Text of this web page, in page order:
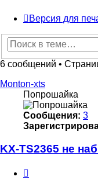
Версия для
6 сообщений •
Monton-xts
Попрошайка
Сообщения: 3
KX-TS2365 не